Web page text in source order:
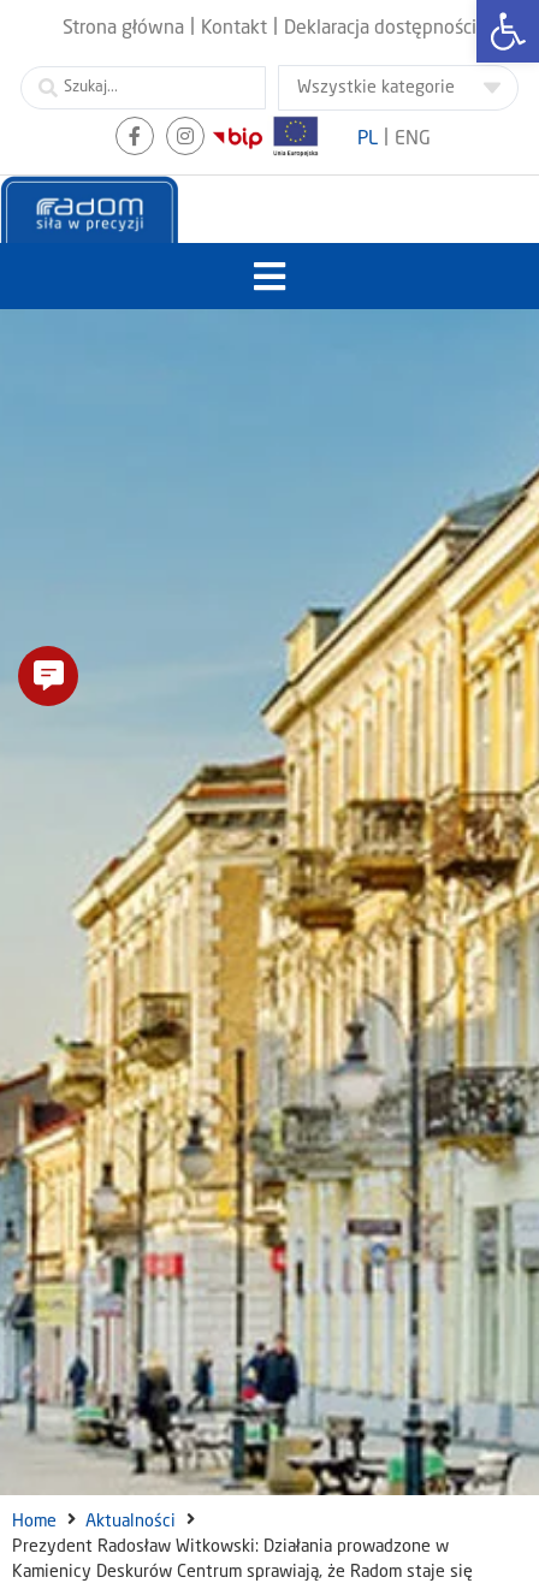
Strona główna Kontakt Deklaracja dostępności
PL ENG
Home
Aktualności
Prezydent Radosław Witkowski: Działania prowadzone w
Kamienicy Deskurów Centrum sprawiają, że Radom staje się